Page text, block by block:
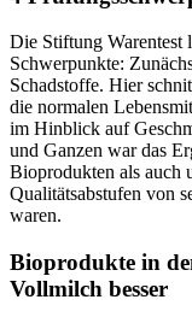
Die Stiftung Warentest
Schwerpunkte:
Schadstoffe. Hier
die normalen
im Hinblick auf
und Ganzen war das
Bioprodukten als auch
Qualitätsabstufen von
waren.
Bioprodukte in
Vollmilch besser